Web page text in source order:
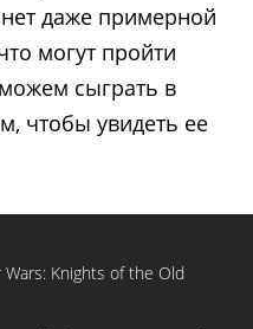
нет даже примерной
могут пройти
сыграть в
чтобы увидеть ее
Wars: Knights of the Old